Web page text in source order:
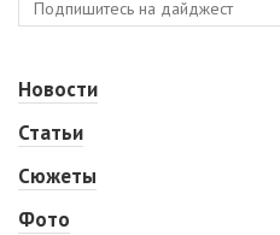
Новости
Статьи
Сюжеты
Фото